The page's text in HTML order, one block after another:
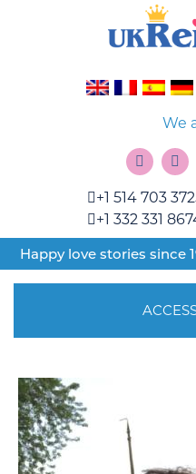
We
+1 514 703
+1 332 331
Happy love stories since